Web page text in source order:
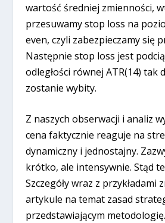
wartość średniej zmienności,
przesuwamy stop loss na
even, czyli zabezpieczamy się
Następnie stop loss jest
odległości równej ATR(14) tak
zostanie wybity.
Z naszych obserwacji i analiz
cena faktycznie reaguje na
dynamiczny i jednostajny.
krótko, ale intensywnie. Stąd
Szczegóły wraz z przykładami
artykule na temat zasad
przedstawiającym metodologię.